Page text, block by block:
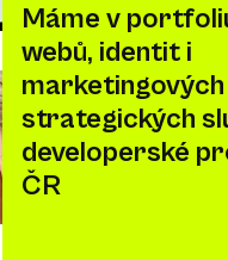
Máme v
webů, identit i
marketingových
strategických
developerské
ČR